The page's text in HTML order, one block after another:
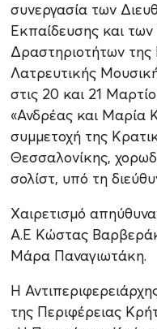
συνεργασία των
Εκπαίδευσης και
Δραστηριοτήτων της
Λατρευτικής
στις 20 και 21
«Ανδρέας και Μαρία
συμμετοχή της
Θεσσαλονίκης,
σολίστ, υπό τη
Xαιρετισμό
Α.Ε Κώστας
Μάρα Παναγιωτάκη.
Η
της Περιφέρειας